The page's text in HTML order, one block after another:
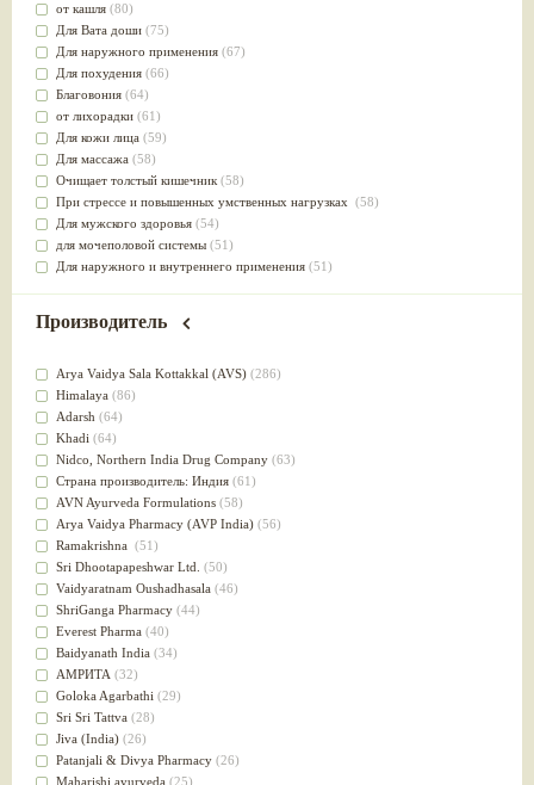
от кашля (80)
Для Вата доши (75)
Для наружного применения (67)
Для похудения (66)
Благовония (64)
от лихорадки (61)
Для кожи лица (59)
Для массажа (58)
Очищает толстый кишечник(58)
При стрессе и повышенных умственных нагрузках (58)
Для мужского здоровья (54)
для мочеполовой системы (51)
Для наружного и внутреннего применения (51)
Для стабилизации деятельности ЦНС
Лечит опухоли и отеки(46)
Для медитации
выводит токсины
Для здоровья печени
Для тела(39)
для очищения крови(38)
При диабете(38)
Антиоксидант(37)
Для Капха(Кафа) доши
От паразитов(37)
При расстройстве желудка (36)
Успокоительное(36)
Для глаз(34)
от геморроя(34)
Противовоспалительное
Для Питта доши(32)
Для сердца(32)
Для сосудов головного мозга
Для полости рта(32)
Дефицит железа(31)
Производитель
Arya Vaidya Sala Kottakkal (AVS) (286)
Himalaya (86)
Adarsh (64)
Khadi (64)
Nidсo, Northern India Drug Company (63)
Страна производитель: Индия (61)
AVN Ayurveda Formulations (58)
Arya Vaidya Pharmacy (AVP India) (56)
Ramakrishna (51)
Sri Dhootapapeshwar Ltd. (50)
Vaidyaratnam Oushadhasala (46)
ShriGanga Pharmacy (44)
Everest Pharma (40)
Baidyanath India (34)
АМРИТА (32)
Goloka Agarbathi (29)
Sri Sri Tattva (28)
Jiva (India) (26)
Patanjali & Divya Pharmacy (26)
Maharishi ayurveda (25)